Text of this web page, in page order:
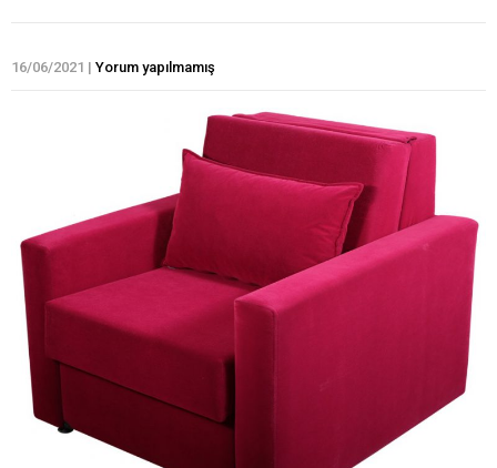
16/06/2021 | Yorum yapılmamış